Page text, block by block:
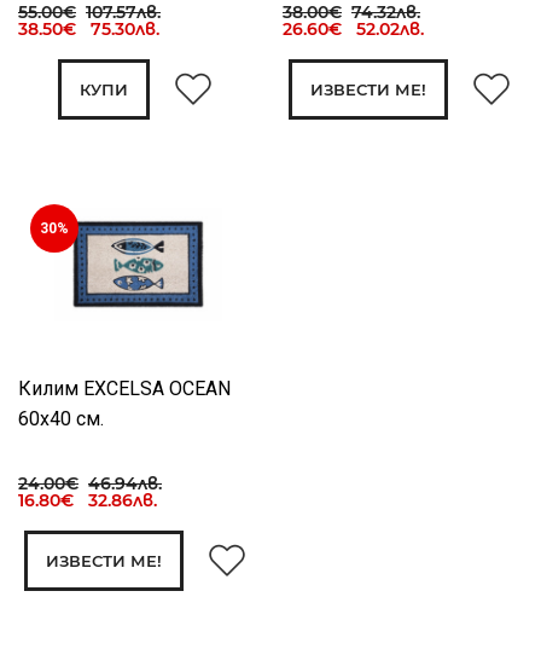
55.00€ 107.57лв.
38.50€ 75.30лв.
КУПИ
38.00€ 74.32лв.
26.60€ 52.02лв.
ИЗВЕСТИ МЕ!
30%
Килим EXCELSA OCEAN
60х40 см.
24.00€ 46.94лв.
16.80€ 32.86лв.
ИЗВЕСТИ МЕ!